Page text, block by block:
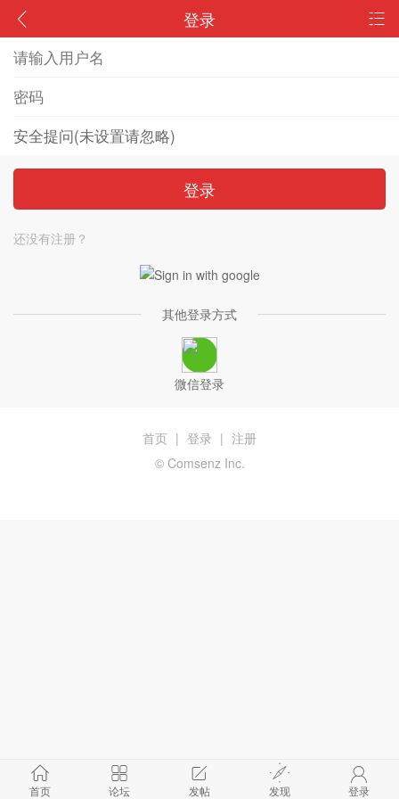
登录
登录
还没有注册？
其他登录方式
微信登录
首页 论坛 发帖 发现 登录
首页 | 登录 | 注册
© Comsenz Inc.